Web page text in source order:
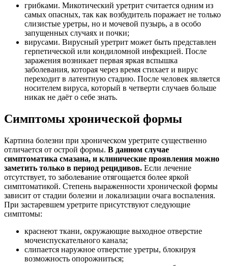
грибками. Микотический уретрит считается одним из
самых опасных, так как возбудитель поражает не только
слизистые уретры, но и мочевой пузырь, а в особо
запущенных случаях и почки;
вирусами. Вирусный уретрит может быть представлен
герпетической или кондиломной инфекцией. После
заражения возникает первая яркая вспышка
заболевания, которая через время стихает и вирус
переходит в латентную стадию. После человек является
носителем вируса, который в четверти случаев больше
никак не даёт о себе знать.
Симптомы хронической формы
Картина болезни при хроническом уретрите существенно
отличается от острой формы. В данном случае
симптоматика смазана, и клинические проявления можно
заметить только в период рецидивов. Если лечение
отсутствует, то заболевание отягощается более яркой
симптоматикой. Степень выраженности хронической формы
зависит от стадии болезни и локализации очага воспаления.
При застаревшем уретрите присутствуют следующие
симптомы:
краснеют ткани, окружающие выходное отверстие
мочеиспускательного канала;
слипается наружное отверстие уретры, блокируя
возможность опорожниться;